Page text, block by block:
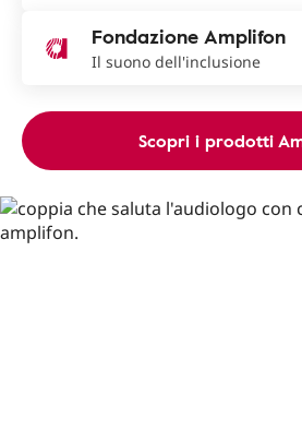
Fondazione Amplifon
Il suono dell'inclusione
Scopri i prodotti